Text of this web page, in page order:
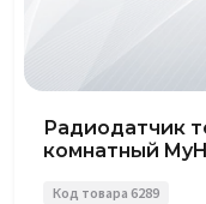
Радиодатчик
комнатный
Код товара 6289